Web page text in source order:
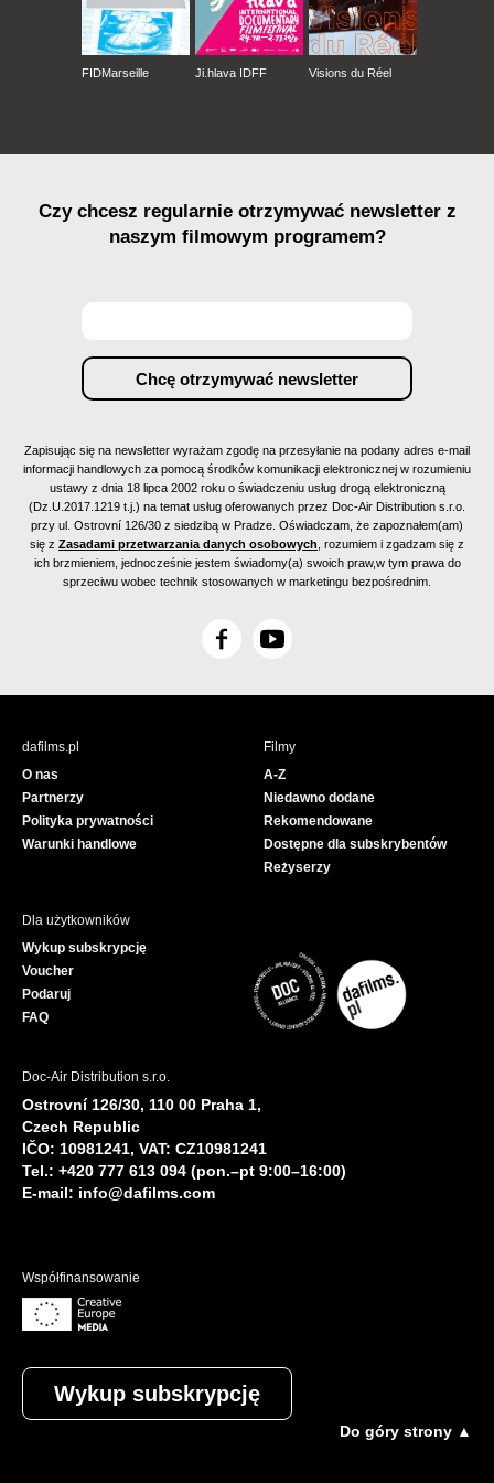
FIDMarseille Ji.hlava IDFF Visions du Réel
Czy chcesz regularnie otrzymywać newsletter z
naszym filmowym programem?
Zapisując się na newsletter wyrażam zgodę na przesyłanie na podany adres e-mail
informacji handlowych za pomocą środków komunikacji elektronicznej w rozumieniu
ustawy z dnia 18 lipca 2002 roku o świadczeniu usług drogą elektroniczną
(Dz.U.2017.1219 t.j.) na temat usług oferowanych przez Doc-Air Distribution s.r.o.
przy ul. Ostrovní 126/30 z siedzibą w Pradze. Oświadczam, że zapoznałem(am)
się z Zasadami przetwarzania danych osobowych , rozumiem i zgadzam się z
ich brzmieniem, jednocześnie jestem świadomy(a) swoich praw,w tym prawa do
sprzeciwu wobec technik stosowanych w marketingu bezpośrednim.
F
c
Y
u
e
dafilms.pl
O nas
Partnerzy
Polityka prywatności
Warunki handlowe
Filmy
A-Z
Niedawno dodane
Rekomendowane
Dostępne dla subskrybentów
Reżyserzy
Dla użytkowników
Wykup subskrypcję
Voucher
Podaruj
FAQ
Doc-Air Distribution s.r.o.
Ostrovní 126/30, 110 00 Praha 1,
Czech Republic
IČO: 10981241, VAT: CZ10981241
Tel.: +420 777 613 094 (pon.–pt 9:00–16:00)
E-mail: info@dafilms.com
Współfinansowanie
Wykup subskrypcję
Do góry strony ▲